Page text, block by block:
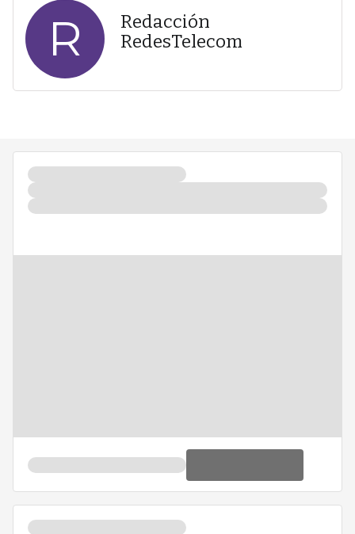
R
Redacción
RedesTelecom